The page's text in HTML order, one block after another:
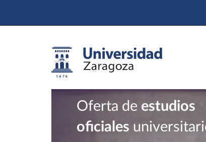
Oferta de estudios
oficiales